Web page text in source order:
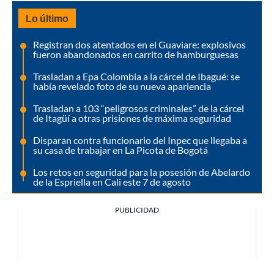
Lo último
Registran dos atentados en el Guaviare: explosivos
fueron abandonados en carrito de hamburguesas
Trasladan a Epa Colombia a la cárcel de Ibagué: se
había revelado foto de su nueva apariencia
Trasladan a 103 “peligrosos criminales” de la cárcel
de Itagüí a otras prisiones de máxima seguridad
Disparan contra funcionario del Inpec que llegaba a
su casa de trabajar en La Picota de Bogotá
Los retos en seguridad para la posesión de Abelardo
de la Espriella en Cali este 7 de agosto
PUBLICIDAD